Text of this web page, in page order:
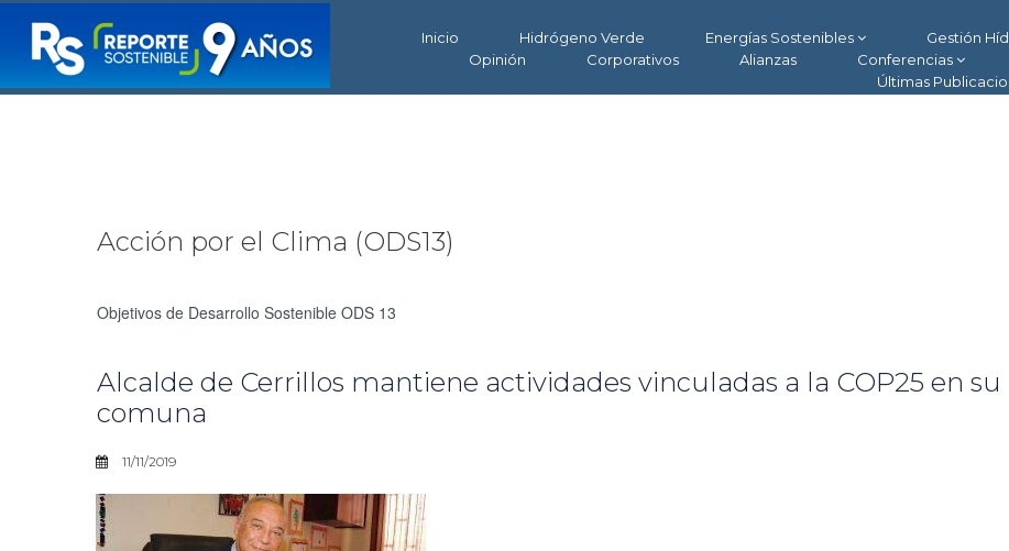
Inicio Hidrógeno Verde Energías Sostenibles Gestión
Opinión
Corporativos Alianzas Conferencias
Últimas
Acción por el Clima (ODS13)
Objetivos de Desarrollo Sostenible ODS 13
Alcalde de Cerrillos mantiene actividades vinculadas a la COP25 en su
comuna
11/11/2019